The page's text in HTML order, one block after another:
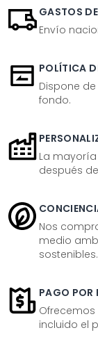
GASTOS
Envío
POLÍTICA
Dispone
fondo.
La
después
Nos
medio
sostenibles.
PAGO POR
incluido el